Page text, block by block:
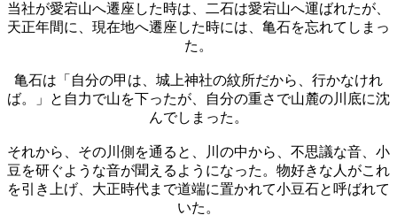
当社が愛宕山へ遷座した時は、二石は愛宕山へ運ばれたが、
天正年間に、現在地へ遷座した時には、亀石を忘れてしまっ
た。
亀石は「自分の甲は、城上神社の紋所だから、行かなけれ
ば。」と自力で山を下ったが、自分の重さで山麓の川底に沈
んでしまった。
それから、その川側を通ると、川の中から、不思議な音、小
豆を研ぐような音が聞えるようになった。物好きな人がこれ
を引き上げ、大正時代まで道端に置かれて小豆石と呼ばれて
いた。